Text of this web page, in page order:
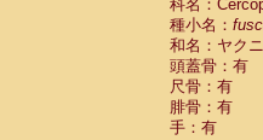
科名：
種小名：
和名：ヤク
頭蓋骨：有
尺骨：有
腓骨：有
手：有